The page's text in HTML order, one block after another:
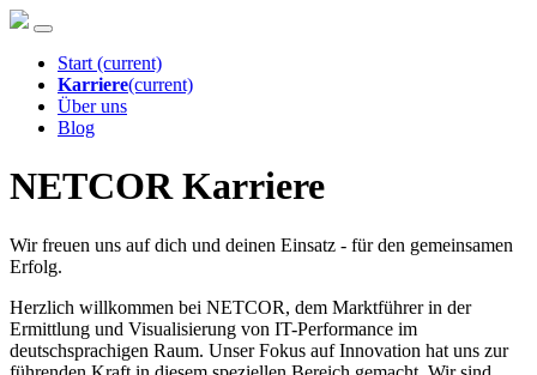
Start (current)
Karriere(current)
Über uns
Blog
NETCOR Karriere
Wir freuen uns auf dich und deinen Einsatz - für den gemeinsamen
Erfolg.
Herzlich willkommen bei NETCOR, dem Marktführer in der
Ermittlung und Visualisierung von IT-Performance im
deutschsprachigen Raum. Unser Fokus auf Innovation hat uns zur